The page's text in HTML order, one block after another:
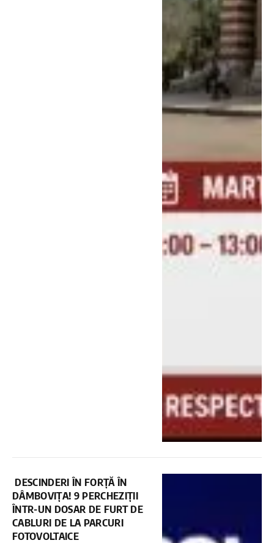
DESCINDERI ÎN FORȚĂ ÎN
DÂMBOVIȚA! 9 PERCHEZIȚII
ÎNTR-UN DOSAR DE FURT DE
CABLURI DE LA PARCURI
FOTOVOLTAICE